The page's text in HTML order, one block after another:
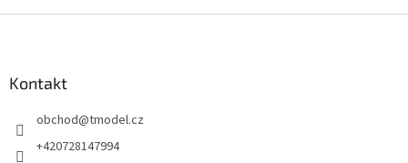
Kontakt
obchod@tmodel.cz
+420728147994